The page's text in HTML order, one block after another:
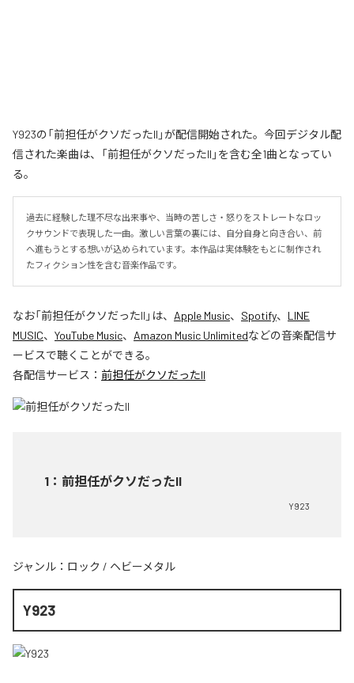
Y923の「前担任がクソだったII」が配信開始された。今回デジタル配
信された楽曲は、「前担任がクソだったII」を含む全1曲となってい
る。
過去に経験した理不尽な出来事や、当時の苦しさ・怒りをストレートなロッ
クサウンドで表現した一曲。激しい言葉の裏には、自分自身と向き合い、前
へ進もうとする想いが込められています。本作品は実体験をもとに制作され
たフィクション性を含む音楽作品です。
なお「前担任がクソだったII 」は、 Apple Music、 Spotify、 LINE
MUSIC、 YouTube Music、 Amazon Music Unlimitedなどの音楽配信サ
ービスで聴くことができる。
各配信サービス： 前担任がクソだったII
1 ： 前担任がクソだったII
Y923
ジャンル： ロック / ヘビーメタル
Y923